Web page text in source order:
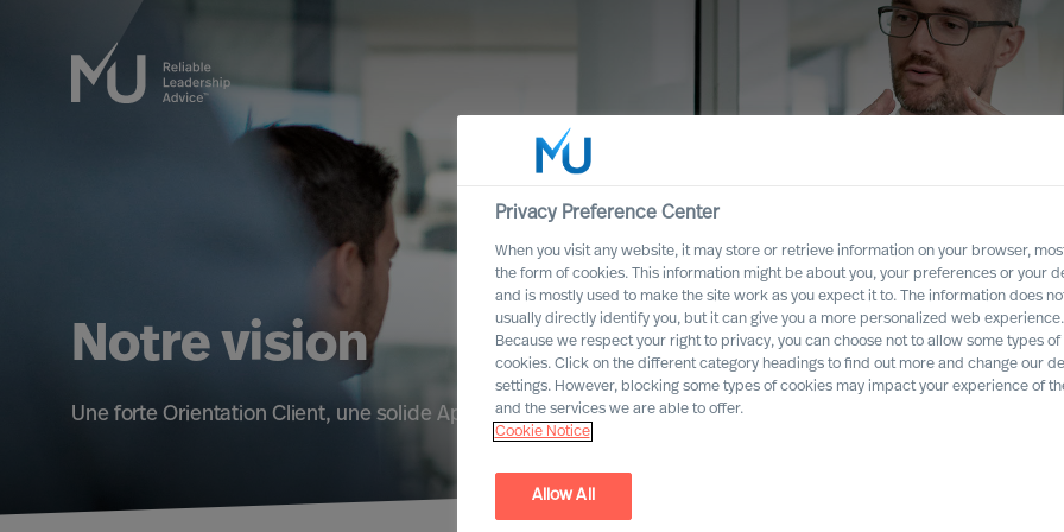
Notre vision
Une forte Orientation Client, une solide Approche Scientifique
Privacy Preference Center
When you visit any website, it may store or retrieve information on your browser,
the form of cookies. This information might be about you, your preferences or your
and is mostly used to make the site work as you expect it to. The information does
usually directly identify you, but it can give you a more personalized web experience.
Because we respect your right to privacy, you can choose not to allow some types of
cookies. Click on the different category headings to find out more and change our
settings. However, blocking some types of cookies may impact your experience of
and the services we are able to offer.
Cookie Notice
Allow All